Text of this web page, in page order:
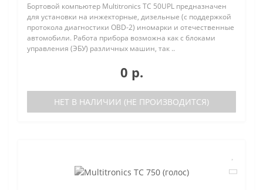
Бортовой компьютер Multitronics TC 50UPL предназначен
для установки на инжекторные, дизельные (с поддержкой
протокола диагностики OBD-2) иномарки и отечественные
автомобили. Работа прибора возможна как с блоками
управления (ЭБУ) различных машин, так ..
0 р.
НЕТ В НАЛИЧИИ (НЕ ПРОИЗВОДИТСЯ)